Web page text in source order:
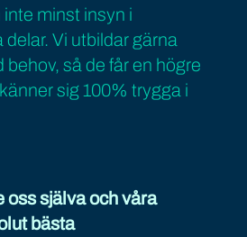
minst insyn i
Vi utbildar gärna
behov, så de får en högre
sig 100% trygga i
oss själva och våra
bästa